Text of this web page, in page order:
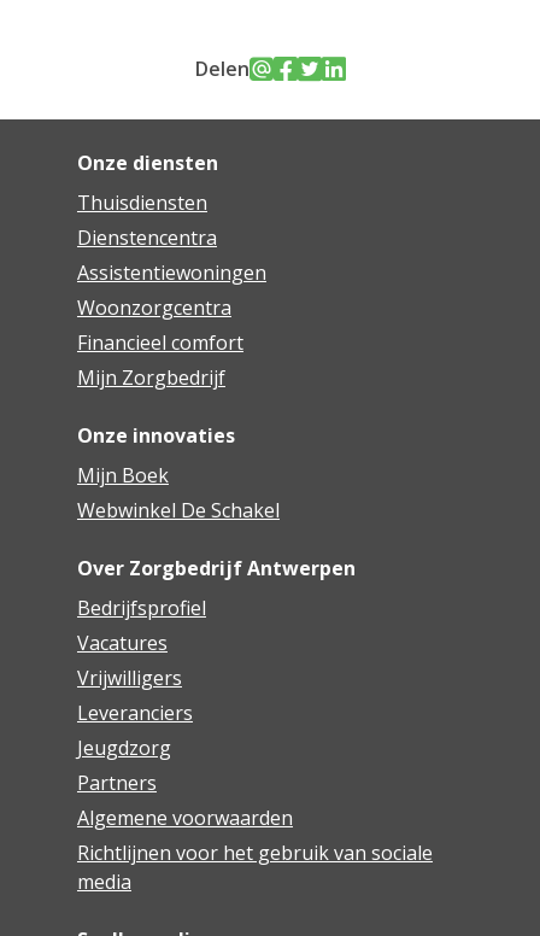
Delen
Onze diensten
Thuisdiensten
Dienstencentra
Assistentiewoningen
Woonzorgcentra
Financieel comfort
Mijn Zorgbedrijf
Onze innovaties
Mijn Boek
Webwinkel De Schakel
Over Zorgbedrijf Antwerpen
Bedrijfsprofiel
Vacatures
Vrijwilligers
Leveranciers
Jeugdzorg
Partners
Algemene voorwaarden
Richtlijnen voor het gebruik van sociale
media